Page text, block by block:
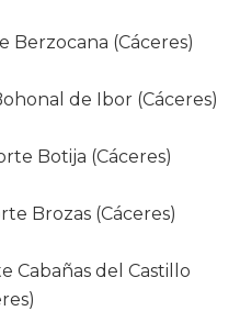
Berzocana (Cáceres)
de Ibor (Cáceres)
Botija (Cáceres)
Brozas (Cáceres)
Cabañas del Castillo